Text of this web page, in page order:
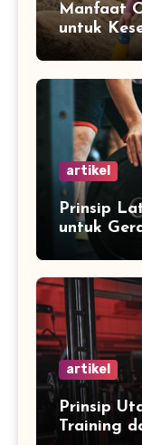
Manfaat
untuk
artikel
Prinsip
untuk
artikel
Prinsip
Training